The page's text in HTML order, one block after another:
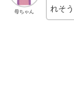
母ちゃん
れそ